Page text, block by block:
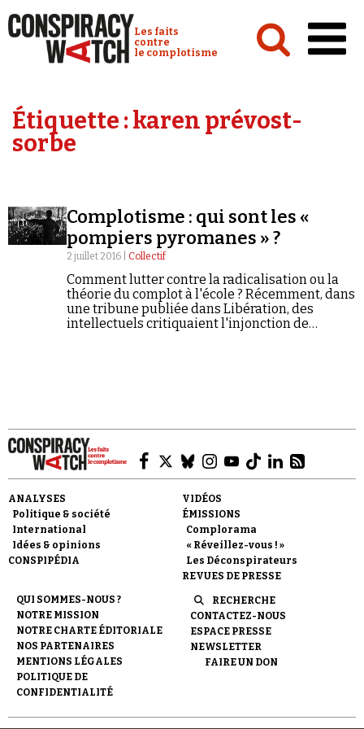
Conspiracy Watch :
Les faits
contre
le complotisme
Analyses
Émissions
Revues de presse
Faire un don
Demander à Vera
Étiquette :karen prévost-
sorbe
Complotisme : qui sont les «
pompiers pyromanes » ?
2 juillet 2016 | Collectif
Comment lutter contre la radicalisation ou la
théorie du complot à l'école ? Récemment, dans
une tribune publiée dans Libération, des
intellectuels critiquaient l'injonction de
ANALYSES
Politique & société
International
Idées & opinions
CONSPIPÉDIA
VIDÉOS
ÉMISSIONS
Complorama
« Réveillez-vous ! »
Les Déconspirateurs
REVUES DE PRESSE
QUI SOMMES-NOUS ?
NOTRE MISSION
NOTRE CHARTE ÉDITORIALE
NOS PARTENAIRES
MENTIONS LÉGALES
POLITIQUE DE
CONFIDENTIALITÉ
RECHERCHE
CONTACTEZ-NOUS
ESPACE PRESSE
NEWSLETTER
FAIRE UN DON